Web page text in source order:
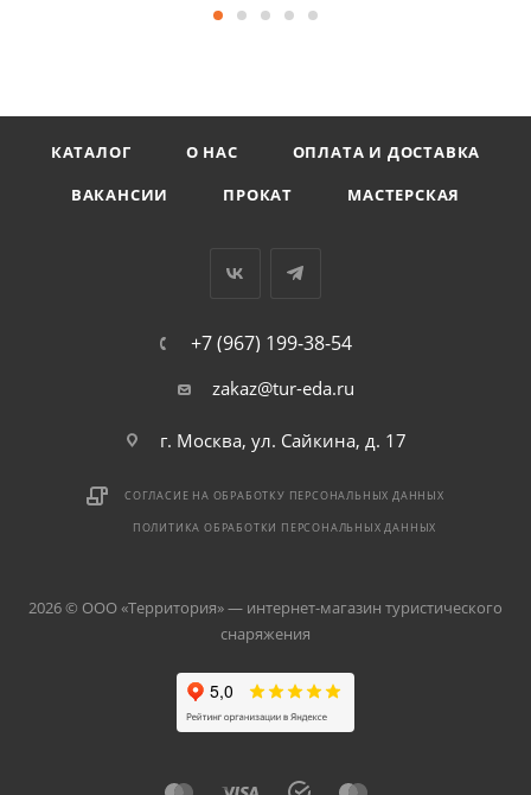
КАТАЛОГ О НАС
ОПЛАТА И ДОСТАВКА
ВАКАНСИИ
ПРОКАТ МАСТЕРСКАЯ
+7 (967) 199-38-54
zakaz@tur-eda.ru
г. Москва, ул. Сайкина, д. 17
СОГЛАСИЕ НА ОБРАБОТКУ ПЕРСОНАЛЬНЫХ ДАННЫХ
ПОЛИТИКА ОБРАБОТКИ ПЕРСОНАЛЬНЫХ ДАННЫХ
2026 © ООО «Территория» — интернет-магазин туристического
снаряжения